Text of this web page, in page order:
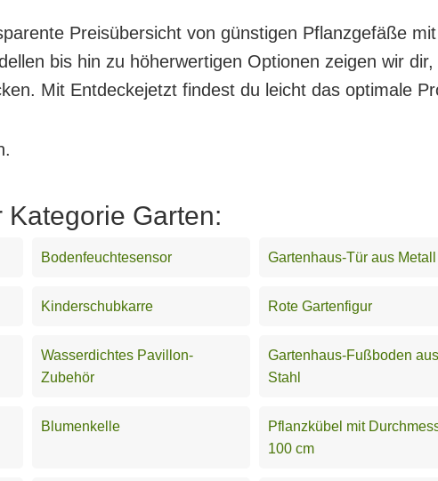
Preisübersicht von günstigen Pflanzgefäße
bis hin zu höherwertigen Optionen zeigen wir
Mit Entdeckejetzt findest du leicht das optimale
Garten:
Bodenfeuchtesensor Gartenhaus-Tür aus Metall
Kinderschubkarre Rote Gartenfigur
Wasserdichtes Pavillon-
Zubehör
Gartenhaus-Fußboden aus
Stahl
Blumenkelle
Pflanzkübel mit
100 cm